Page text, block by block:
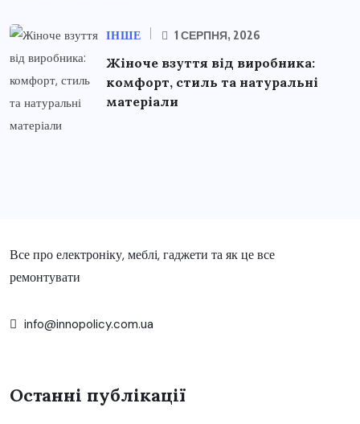
ІНШЕ 1 СЕРПНЯ, 2026
Жіноче взуття від виробника:
комфорт, стиль та натуральні
матеріали
Все про електроніку, меблі, гаджети та як це все
ремонтувати
info@innopolicy.com.ua
Останні публікації